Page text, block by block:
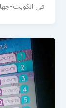
في الكويت-